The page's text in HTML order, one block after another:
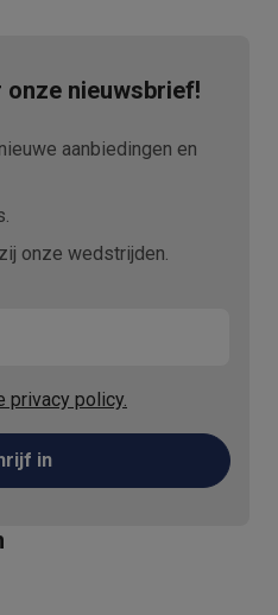
nieuwsbrief!
aanbiedingen en
onze wedstrijden.
privacy policy.
in